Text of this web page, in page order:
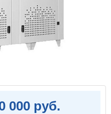
000 руб.